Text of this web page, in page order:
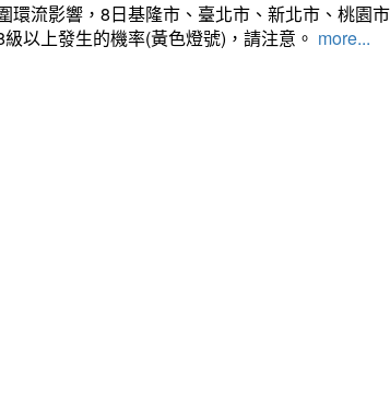
流影響，8日基隆市、臺北市、新北市、桃園
以上發生的機率(黃色燈號)，請注意。 more...